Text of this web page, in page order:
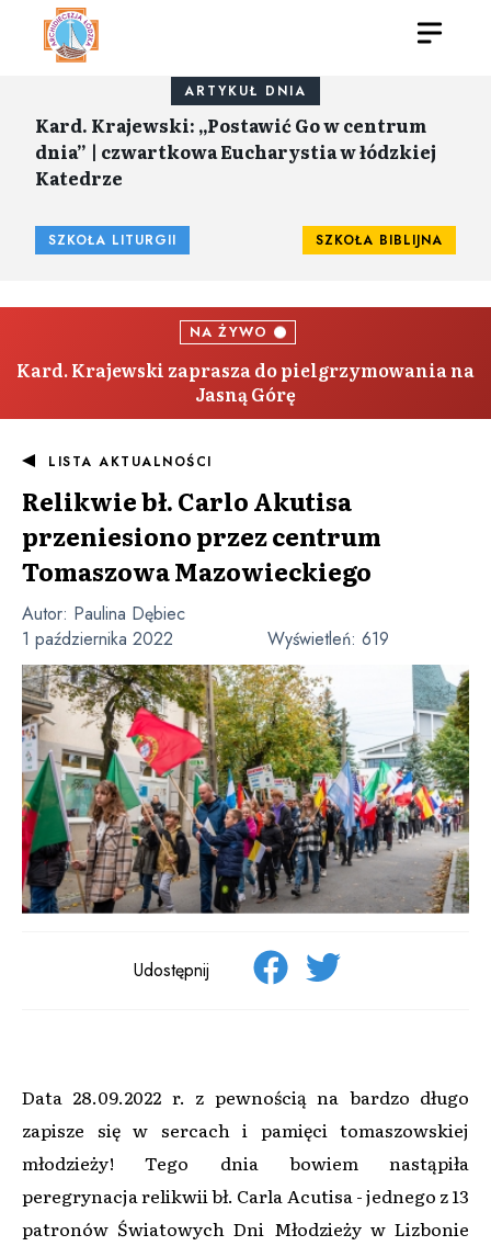
ARTYKUŁ DNIA
Kard. Krajewski: „Postawić Go w centrum
dnia” | czwartkowa Eucharystia w łódzkiej
Katedrze
SZKOŁA LITURGII SZKOŁA BIBLIJNA
NA ŻYWO
Kard. Krajewski zaprasza do pielgrzymowania na
Jasną Górę
LISTA AKTUALNOŚCI
Relikwie bł. Carlo Akutisa
przeniesiono przez centrum
Tomaszowa Mazowieckiego
Autor: Paulina Dębiec
1 października 2022
Wyświetleń: 619
Udostępnij
Data 28.09.2022 r. z pewnością na bardzo długo
zapisze się w sercach i pamięci tomaszowskiej
młodzieży! Tego dnia bowiem nastąpiła
peregrynacja relikwii bł. Carla Acutisa - jednego z 13
patronów Światowych Dni Młodzieży w Lizbonie